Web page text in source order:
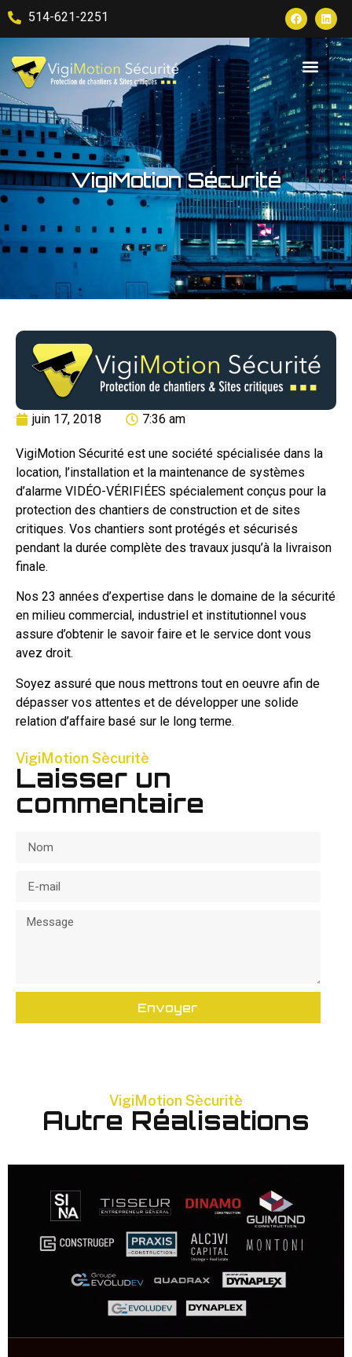
514-621-2251
VigiMotion Sécurité
juin 17, 2018 7:36 am
VigiMotion Sécurité est une société spécialisée dans la
location, l’installation et la maintenance de systèmes
d’alarme VIDÉO-VÉRIFIÉES spécialement conçus pour la
protection des chantiers de construction et de sites
critiques. Vos chantiers sont protégés et sécurisés
pendant la durée complète des travaux jusqu’à la livraison
finale.
Nos 23 années d’expertise dans le domaine de la sécurité
en milieu commercial, industriel et institutionnel vous
assure d’obtenir le savoir faire et le service dont vous
avez droit.
Soyez assuré que nous mettrons tout en oeuvre afin de
dépasser vos attentes et de développer une solide
relation d’affaire basé sur le long terme.
VigiMotion Sècuritè
Laisser un
commentaire
Envoyer
VigiMotion Sècuritè
Autre Réalisations